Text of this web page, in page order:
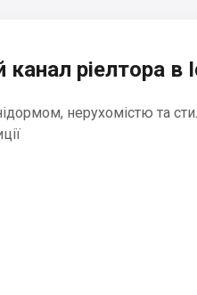
ріелтора в
нерухомістю та